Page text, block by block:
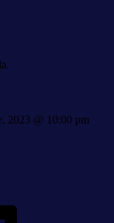
2023 @ 10:00 pm